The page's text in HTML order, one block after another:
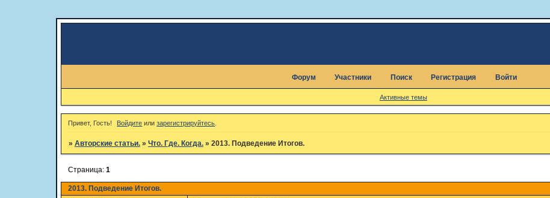
Форум Участники Поиск Регистрация Войти
Активные темы
Привет, Гость! Войдите илизарегистрируйтесь
» Авторские статьи. » Что. Где. Когда. » 2013. Подведение Итогов.
2013. Подведение Итогов.
Страница: 1